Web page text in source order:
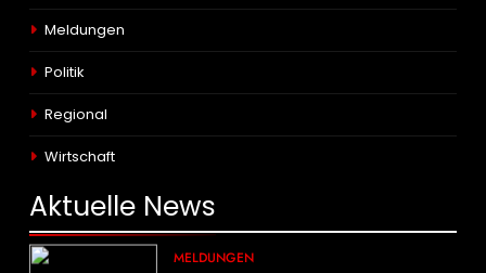
Meldungen
Politik
Regional
Wirtschaft
Aktuelle News
MELDUNGEN